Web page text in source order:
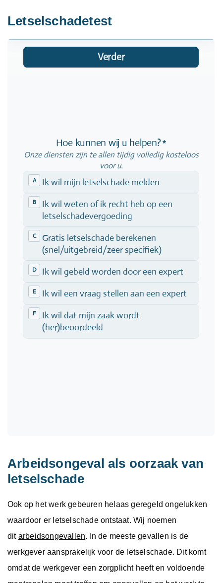
Letselschadetest
Arbeidsongeval als oorzaak van
letselschade
Ook op het werk gebeuren helaas geregeld ongelukken
waardoor er letselschade ontstaat. Wij noemen
dit arbeidsongevallen. In de meeste gevallen is de
werkgever aansprakelijk voor de letselschade. Dit komt
omdat de werkgever een zorgplicht heeft en voldoende